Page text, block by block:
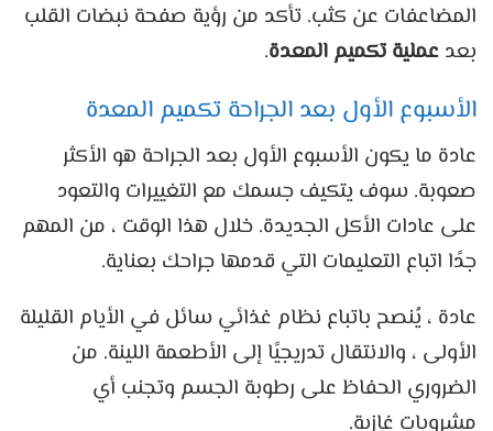
المضاعفات عن كثب. تأكد من رؤية صفحة نبضات القلب
بعد عملية تكميم المعدة.
الأسبوع الأول بعد الجراحة تكميم المعدة
عادة ما يكون الأسبوع الأول بعد الجراحة هو الأكثر
صعوبة. سوف يتكيف جسمك مع التغييرات والتعود
على عادات الأكل الجديدة. خلال هذا الوقت ، من المهم
جدًا اتباع التعليمات التي قدمها جراحك بعناية.
عادة ، يُنصح باتباع نظام غذائي سائل في الأيام القليلة
الأولى ، والانتقال تدريجيًا إلى الأطعمة اللينة. من
الضروري الحفاظ على رطوبة الجسم وتجنب أي
مشروبات غازية.